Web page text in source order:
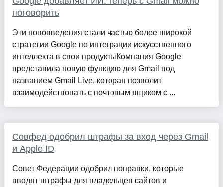
поговорить
Эти нововведения стали частью более широкой
стратегии Google по интеграции искусственного
интеллекта в свои продуктыКомпания Google
представила новую функцию для Gmail под
названием Gmail Live, которая позволит
взаимодействовать с почтовым ящиком с ...
Совфед одобрил штрафы за вход через Gmail
и Apple ID
Совет Федерации одобрил поправки, которые
вводят штрафы для владельцев сайтов и